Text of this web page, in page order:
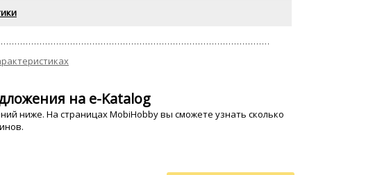
на e-Katalog
ниже. На страницах MobiHobby вы сможете узнать сколько